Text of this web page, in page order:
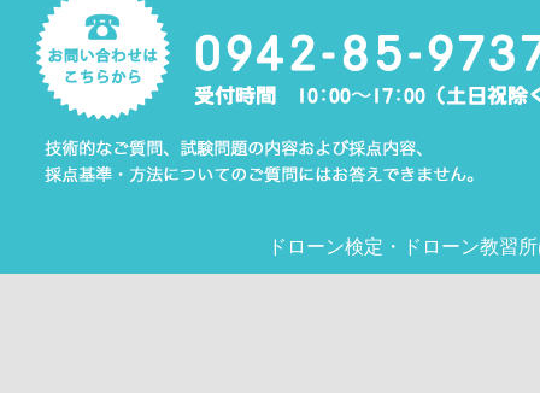
ドローン検定 ・ ドローン教習所